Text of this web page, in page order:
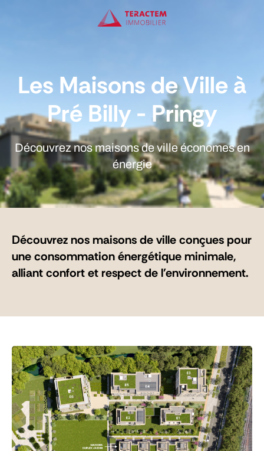
Les Maisons de Ville à
Pré Billy - Pringy
Découvrez nos maisons de ville économes en
énergie
Découvrez nos maisons de ville conçues pour
une consommation énergétique minimale,
alliant confort et respect de l'environnement.